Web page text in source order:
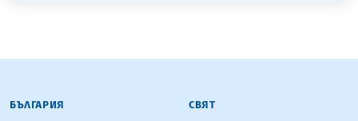
БЪЛГАРСКА ТЕЛЕГРАФНА АГЕНЦИЯ
БЪЛГАРИЯ СВЯТ